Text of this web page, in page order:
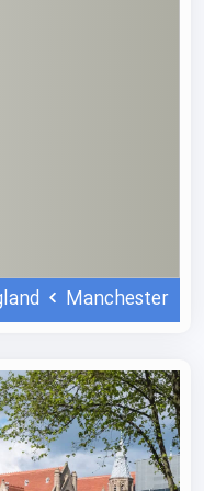
این دانشگاه را از نظر
انگلستان تبدیل کرده‌اند.
این دانشگاه ظرف شش
کار یا ادامه تحصیل
Manchester